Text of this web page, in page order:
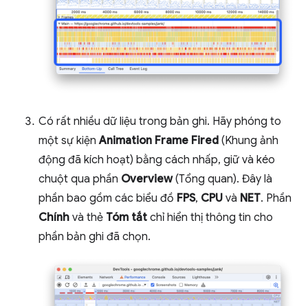
Có rất nhiều dữ liệu trong bản ghi. Hãy phóng to
một sự kiệnAnimation Frame Fired (Khung ảnh
động đã kích hoạt) bằng cách nhấp, giữ và kéo
chuột qua phần Overview(Tổng quan). Đây là
phần bao gồm các biểu đồ FPS, CPU và NET. Phần
Chính và thẻ Tóm tắt chỉ hiển thị thông tin cho
phần bản ghi đã chọn.